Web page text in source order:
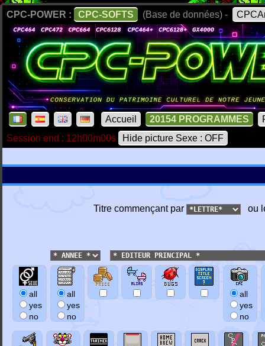
CPC-POWER : CPC-SOFTS (Base de données) -
Accueil 20154 PROGRAMMES
Session end : 12h00m00s
Hide picture Sexe : OFF
Titre commençant par ou
all
yes
no
all
yes
no
all
yes
no